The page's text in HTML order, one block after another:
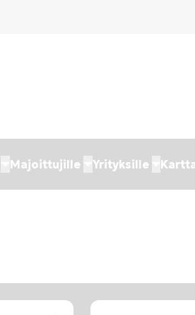
Majoittujille Yrityksille